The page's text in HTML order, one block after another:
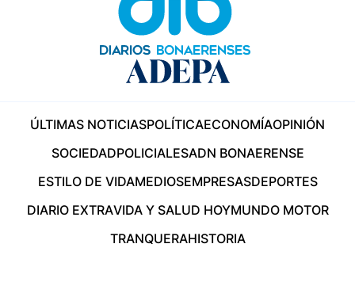
ÚLTIMAS NOTICIASPOLÍTICAECONOMÍAOPINIÓN
SOCIEDADPOLICIALESADN BONAERENSE
ESTILO DE VIDAMEDIOSEMPRESASDEPORTES
DIARIO EXTRAVIDA Y SALUD HOYMUNDO MOTOR
TRANQUERAHISTORIA